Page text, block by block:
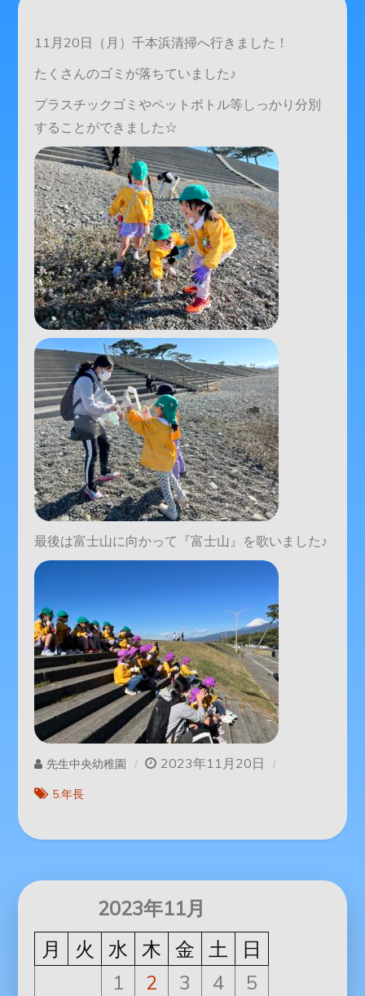
11月20日（月）千本浜清掃へ行きました！
たくさんのゴミが落ちていました♪
プラスチックゴミやペットボトル等しっかり分別
することができました☆
最後は富士山に向かって『富士山』を歌いました♪
先生中央幼稚園 2023年11月20日
5.年長
2023年11月
月
火 水 木 金 土
日
1
2 3 4
5